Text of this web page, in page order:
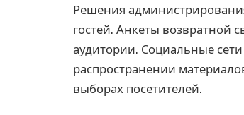
Решения
гостей. Анкеты возвратной
аудитории. Социальные
распространении
выборах посетителей.